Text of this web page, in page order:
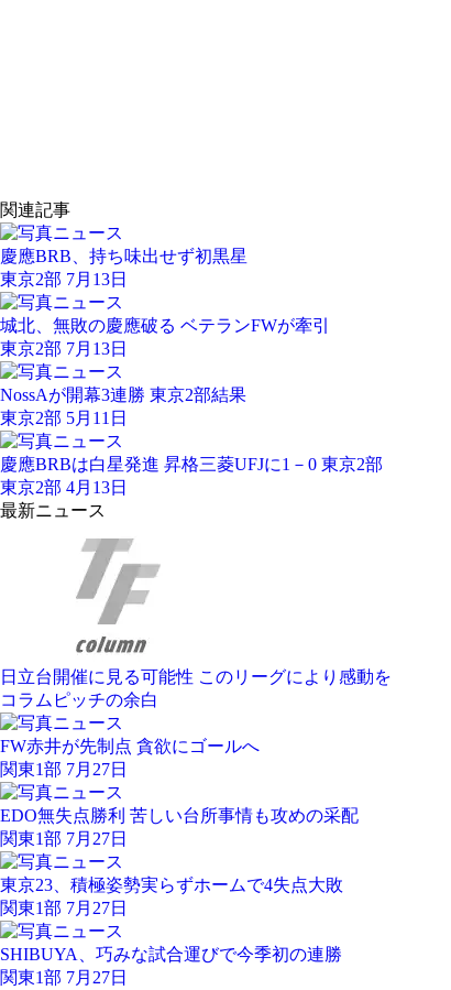
関連記事
慶應BRB、持ち味出せず初黒星
東京2部 7月13日
城北、無敗の慶應破る ベテランFWが牽引
東京2部 7月13日
NossAが開幕3連勝 東京2部結果
東京2部 5月11日
慶應BRBは白星発進 昇格三菱UFJに1－0 東京2部
東京2部 4月13日
最新ニュース
日立台開催に見る可能性 このリーグにより感動を
コラム ピッチの余白
FW赤井が先制点 貪欲にゴールへ
関東1部 7月27日
EDO無失点勝利 苦しい台所事情も攻めの采配
関東1部 7月27日
東京23、積極姿勢実らずホームで4失点大敗
関東1部 7月27日
SHIBUYA、巧みな試合運びで今季初の連勝
関東1部 7月27日